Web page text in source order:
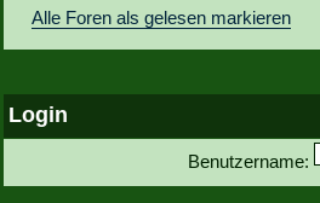
Alle Foren als gelesen markieren
Login
Benutzername: